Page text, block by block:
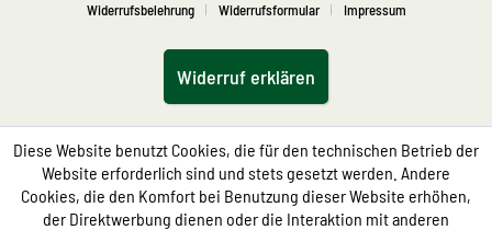
Widerrufsbelehrung
Widerrufsformular Impressum
Widerruf erklären
Diese Website benutzt Cookies, die für den technischen Betrieb der
Website erforderlich sind und stets gesetzt werden. Andere
Cookies, die den Komfort bei Benutzung dieser Website erhöhen,
der Direktwerbung dienen oder die Interaktion mit anderen